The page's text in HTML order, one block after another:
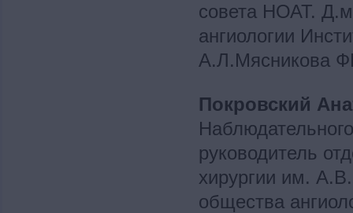
совета НОАТ.
ангиологии
А.Л.Мясникова
Покровский
руководитель
хирургии им.
общества